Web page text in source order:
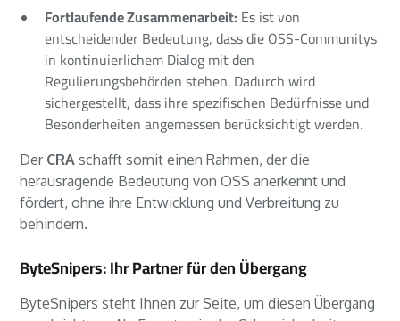
Fortlaufende Zusammenarbeit: Es ist von
entscheidender Bedeutung, dass die OSS-Communitys
in kontinuierlichem Dialog mit den
Regulierungsbehörden stehen. Dadurch wird
sichergestellt, dass ihre spezifischen Bedürfnisse und
Besonderheiten angemessen berücksichtigt werden.
Der CRA schafft somit einen Rahmen, der die
herausragende Bedeutung von OSS anerkennt und
fördert, ohne ihre Entwicklung und Verbreitung zu
behindern.
ByteSnipers: Ihr Partner für den Übergang
ByteSnipers steht Ihnen zur Seite, um diesen Übergang